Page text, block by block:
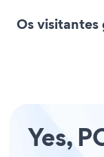
Os visitantes
Yes,